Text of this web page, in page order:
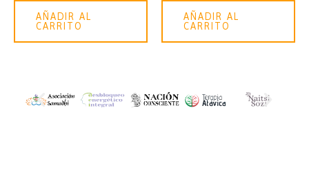
AÑADIR AL
CARRITO
AÑADIR AL
CARRITO